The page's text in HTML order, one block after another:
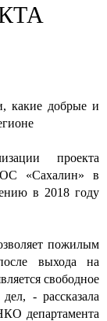
какие добрые и
проекта
«Сахалин» в
в 2018 году
пожилым
выхода на
свободное
- рассказала
департамента